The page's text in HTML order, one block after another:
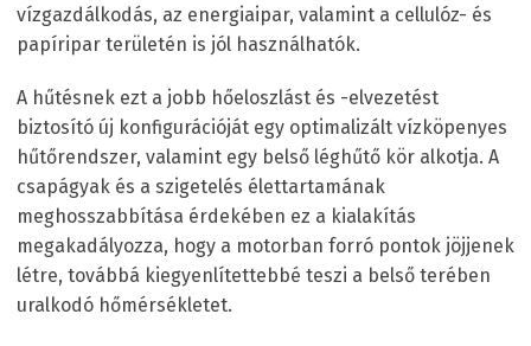
vízgazdálkodás, az energiaipar, valamint a cellulóz- és
papíripar területén is jól használhatók.
A hűtésnek ezt a jobb hőeloszlást és -elvezetést
biztosító új konfigurációját egy optimalizált vízköpenyes
hűtőrendszer, valamint egy belső léghűtő kör alkotja. A
csapágyak és a szigetelés élettartamának
meghosszabbítása érdekében ez a kialakítás
megakadályozza, hogy a motorban forró pontok jöjjenek
létre, továbbá kiegyenlítettebbé teszi a belső terében
uralkodó hőmérsékletet.